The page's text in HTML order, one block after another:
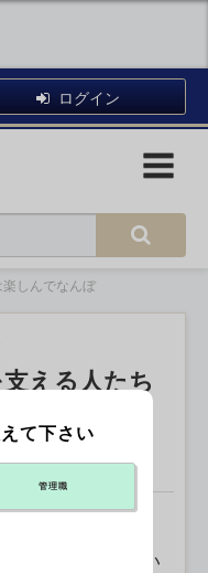
ログイン
楽しんでなんぼ
える人たち
療現場を支えてい
て下さい
管理職